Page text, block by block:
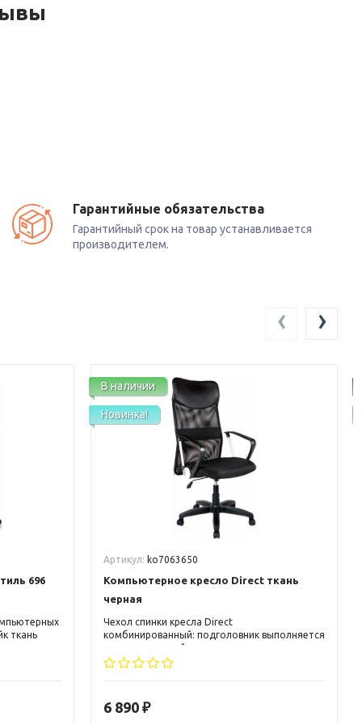
Гарантийные обязательства
Гарантийный срок на товар устанавливается
производителем.
696
ткань
в
В наличии
Новинка!
Артикул: ko7063650
Компьютерное кресло Direct ткань
черная
Чехол спинки кресла Direct
комбинированный: подголовник выполняется
из искусственной кожи, а основная часть
спинки это сетка Airmash. Сидение обивается
кресло Direct.
6 890 ₽
‹ ›